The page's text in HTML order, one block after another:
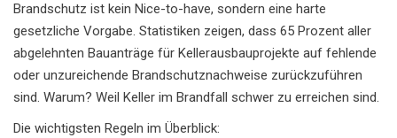
Brandschutz ist kein Nice-to-have, sondern eine harte
gesetzliche Vorgabe. Statistiken zeigen, dass 65 Prozent aller
abgelehnten Bauanträge für Kellerausbauprojekte auf fehlende
oder unzureichende Brandschutznachweise zurückzuführen
sind. Warum? Weil Keller im Brandfall schwer zu erreichen sind.
Die wichtigsten Regeln im Überblick: